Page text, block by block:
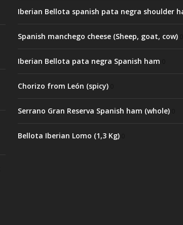
Iberian Bellota spanish pata negra shoulder
Spanish manchego cheese (Sheep, goat, cow)
Iberian Bellota pata negra Spanish ham
Chorizo from León (spicy)
Serrano Gran Reserva Spanish ham (whole)
Bellota Iberian Lomo (1,3 Kg)